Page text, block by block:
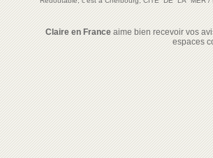
Claire en Franceaime bien recevoir vos
espaces